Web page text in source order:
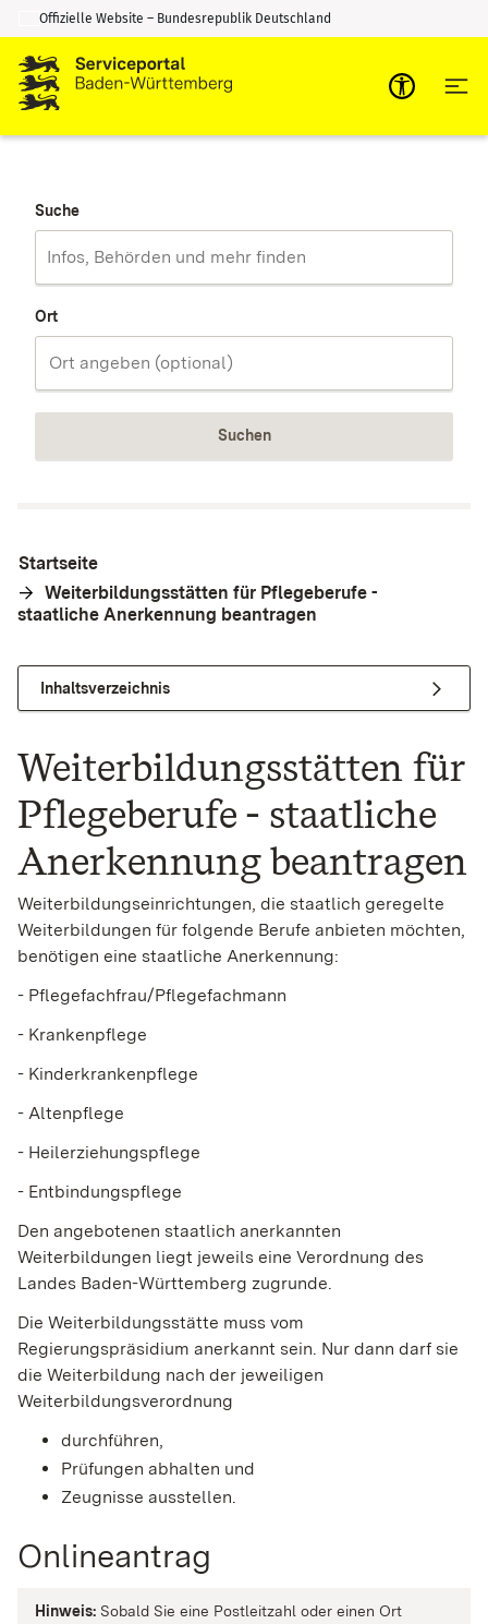
Zum Inhalt springen
Zur Suche springen
Offizielle Website – Bundesrepublik Deutschland
Suche
Ort
Suchen
Startseite
Weiterbildungsstätten für Pflegeberufe -
staatliche Anerkennung beantragen
Inhaltsverzeichnis
Weiterbildungsstätten für
Pflegeberufe - staatliche
Anerkennung beantragen
Weiterbildungseinrichtungen, die staatlich geregelte
Weiterbildungen für folgende Berufe anbieten möchten,
benötigen eine staatliche Anerkennung:
- Pflegefachfrau/Pflegefachmann
- Krankenpflege
- Kinderkrankenpflege
- Altenpflege
- Heilerziehungspflege
- Entbindungspflege
Den angebotenen staatlich anerkannten
Weiterbildungen liegt jeweils eine Verordnung des
Landes Baden-Württemberg zugrunde.
Die Weiterbildungsstätte muss vom
Regierungspräsidium anerkannt sein. Nur dann darf sie
die Weiterbildung nach der jeweiligen
Weiterbildungsverordnung
durchführen,
Prüfungen abhalten und
Zeugnisse ausstellen.
Onlineantrag
Hinweis: Sobald Sie eine Postleitzahl oder einen Ort